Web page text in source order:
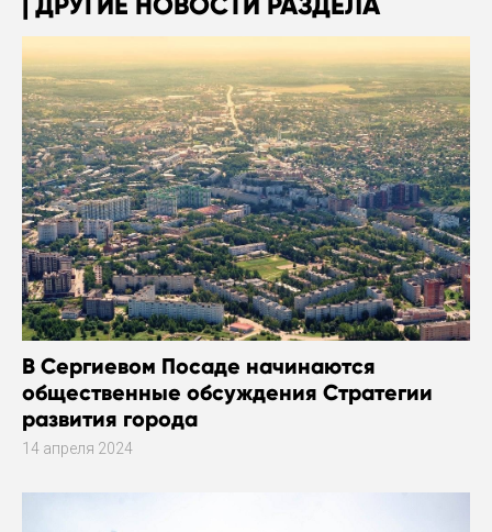
В Сергиевом Посаде начинаются
общественные обсуждения Стратегии
развития города
14 апреля 2024